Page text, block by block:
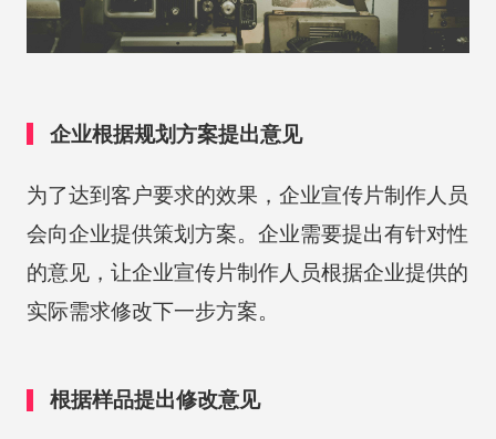
企业根据规划方案提出意见
为了达到客户要求的效果，企业宣传片制作人员
会向企业提供策划方案。企业需要提出有针对性
的意见，让企业宣传片制作人员根据企业提供的
实际需求修改下一步方案。
根据样品提出修改意见